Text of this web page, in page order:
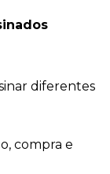
diferentes
compra e